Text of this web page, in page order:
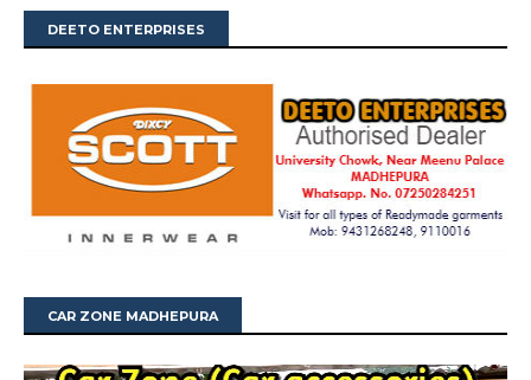
DEETO ENTERPRISES
CAR ZONE MADHEPURA